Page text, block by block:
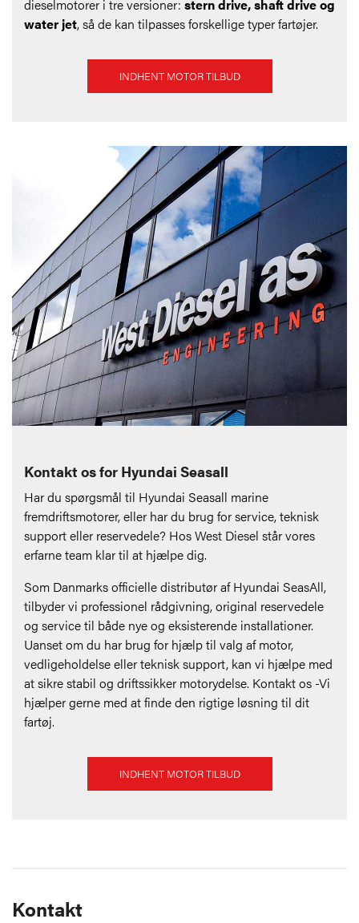
dieselmotorer i tre versioner: stern drive, shaft drive og
water jet, så de kan tilpasses forskellige typer fartøjer.
INDHENT MOTOR TILBUD
Kontakt os for Hyundai Seasall
Har du spørgsmål til Hyundai Seasall marine
fremdriftsmotorer, eller har du brug for service, teknisk
support eller reservedele? HosWest Diesel står vores
erfarne team klar til at hjælpe dig.
Som Danmarks officielle distributør afHyundai SeasAll,
tilbyder vi professionel rådgivning, original reservedele
og service til både nye og eksisterende installationer.
Uanset om du har brug for hjælp til valg af motor,
vedligeholdelse eller teknisk support, kan vi hjælpe med
at sikre stabil og driftssikker motorydelse. Kontakt os -Vi
hjælper gerne med at finde den rigtige løsning til dit
fartøj.
INDHENT MOTOR TILBUD
Kontakt